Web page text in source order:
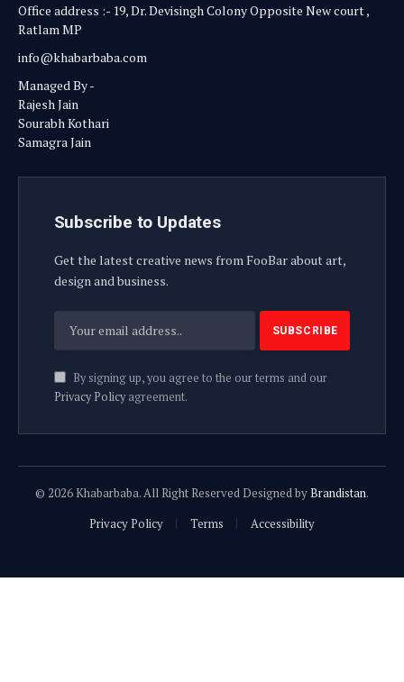
Office address :- 19, Dr. Devisingh Colony Opposite New court ,
Ratlam MP
info@khabarbaba.com
Managed By -
Rajesh Jain
Sourabh Kothari
Samagra Jain
Subscribe to Updates
Get the latest creative news from FooBar about art,
design and business.
By signing up, you agree to the our terms and our
Privacy Policyagreement.
© 2026 Khabarbaba. All Right Reserved Designed byBrandistan.
Privacy Policy
Terms Accessibility